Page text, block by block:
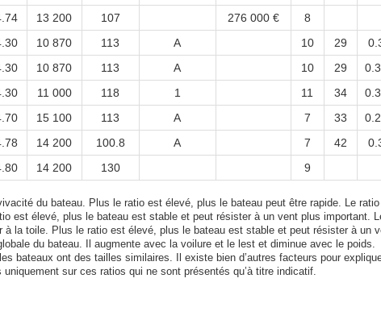
13 200 107 276 000 €
8
10 870 113 A 10 29
10 870 113 A 10 29
11 000 118 1 11 34
15 100 113 A 7 33
14 200 100.8 A 7 42
14 200 130 9
du bateau. Plus le ratio est élevé, plus le bateau peut être rapide. Le
est élevé, plus le bateau est stable et peut résister à un vent plus important.
la toile. Plus le ratio est élevé, plus le bateau est stable et peut résister à un
du bateau. Il augmente avec la voilure et le lest et diminue avec le poids.
bateaux ont des tailles similaires. Il existe bien d’autres facteurs pour
sur ces ratios qui ne sont présentés qu’à titre indicatif.